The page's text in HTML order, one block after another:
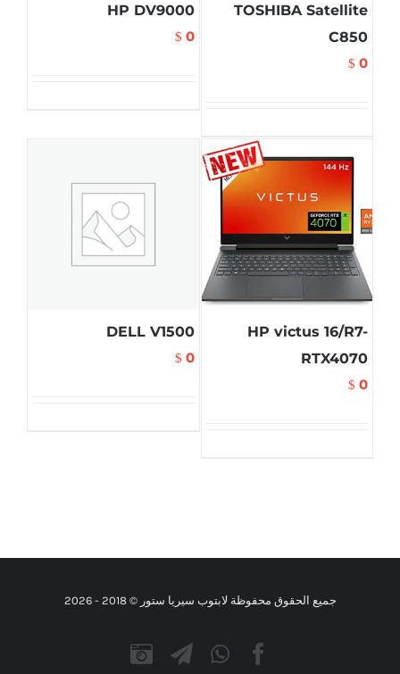
TOSHIBA Satellite
C850
$ 0
HP DV9000
$ 0
HP victus 16/R7-
RTX4070
$ 0
DELL V1500
$ 0
جميع الحقوق محفوظة لابتوب سيريا ستور © 2018 - 2026
Facebook
WhatsApp
Telegram